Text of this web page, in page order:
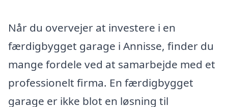
Når du overvejer at investere i en
færdigbygget garage i Annisse, finder du
mange fordele ved at samarbejde med et
professionelt firma. En færdigbygget
garage er ikke blot en løsning til